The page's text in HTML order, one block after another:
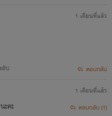
อัป
1 เดือนที่แล้ว
ตอบกลับ
ะคะ
1 เดือนที่แล้ว
ตอบกลับ (1)